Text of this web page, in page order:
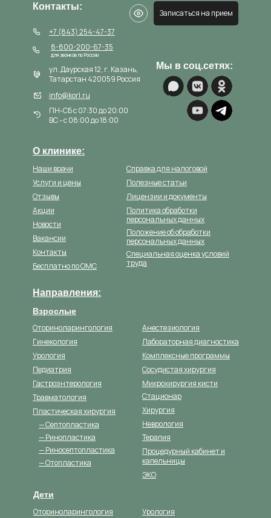
Записаться на прием
Мы в соц.сетях:
О клинике:
Направления:
Взрослые
Наши врачи
Оториноларингология
Услуги и цены
Гинекология
Отзывы
Контакты:
Урология
Урология
Акции
Педиатрия
Дети
Оториноларингология
Новости
Гастроэнтерология
Вакансии
Травматология
Анестезиология
ул. Даурская 12, г. Казань,
Татарстан 420059 Россия
ПН-СБ с 07:30 до 20:00
ВС - с 08:00 до 18:00
— Септопластика
— Ринопластика
— Риносептопластика
— Отопластика
+7 (843) 254-47-37
Контакты
Пластическая хирургия
Лабораторная диагностика
info@korl.ru
Стационар
Бесплатно по ОМС
Справка для налоговой
Терапия
Комплексные программы
Хирургия
Лицензии и документы
Политика обработки
персональных данных
Положение об обработки
персональных данных
для звонков по России
8-800-200-67-35
Процедурный кабинет и
капельницы
ЭКО
Сосудистая хирургия
Неврология
Микрохирургия кисти
Специальная оценка условий
труда
Полезные статьи